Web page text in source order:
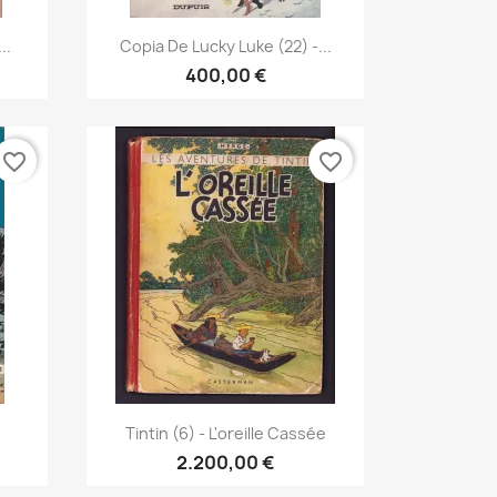
Vista rápida
Copia De Lucky Luke (22) -...
400,00 €
favorite_border
Vista rápida
Tintin (6) - L'oreille Cassée
2.200,00 €
favorite_border